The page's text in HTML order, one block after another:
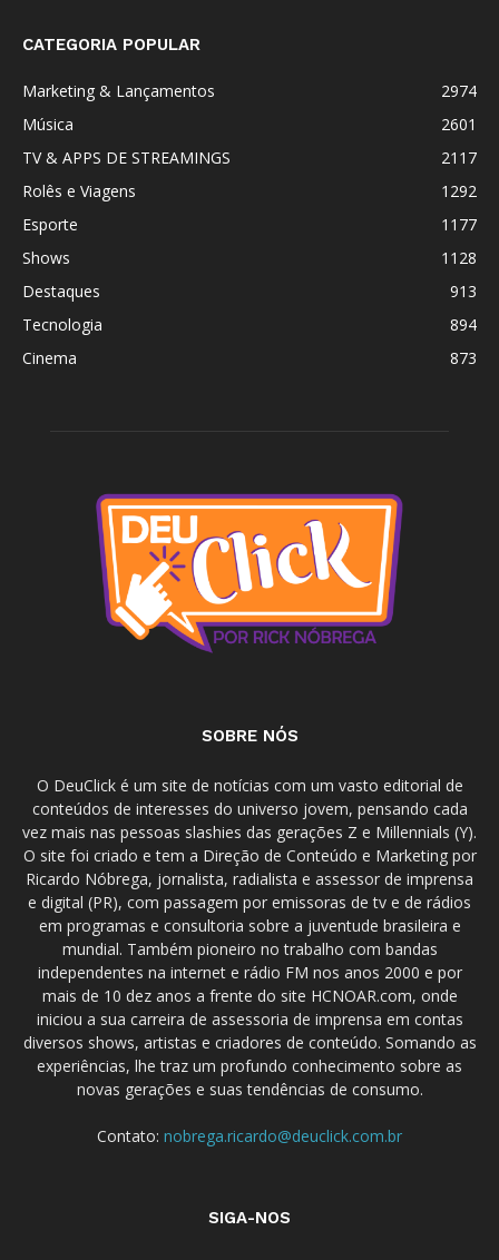
CATEGORIA POPULAR
Marketing & Lançamentos
2974
Música
2601
TV & APPS DE STREAMINGS
2117
Rolês e Viagens
1292
Esporte
1177
Shows
1128
Destaques
913
Tecnologia
894
Cinema
873
SOBRE NÓS
O DeuClick é um site de notícias com um vasto editorial de
conteúdos de interesses do universo jovem, pensando cada
vez mais nas pessoas slashies das gerações Z e Millennials (Y).
O site foi criado e tem a Direção de Conteúdo e Marketing por
Ricardo Nóbrega, jornalista, radialista e assessor de imprensa
e digital (PR), com passagem por emissoras de tv e de rádios
em programas e consultoria sobre a juventude brasileira e
mundial. Também pioneiro no trabalho com bandas
independentes na internet e rádio FM nos anos 2000 e por
mais de 10 dez anos a frente do site HCNOAR.com, onde
iniciou a sua carreira de assessoria de imprensa em contas
diversos shows, artistas e criadores de conteúdo. Somando as
experiências, lhe traz um profundo conhecimento sobre as
novas gerações e suas tendências de consumo.
Contato: nobrega.ricardo@deuclick.com.br
SIGA-NOS